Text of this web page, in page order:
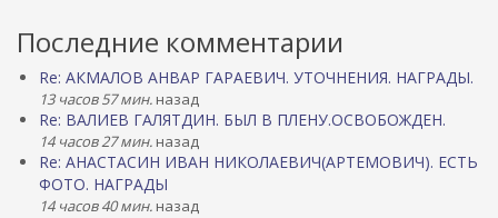
Последние комментарии
Re: АКМАЛОВ АНВАР ГАРАЕВИЧ. УТОЧНЕНИЯ. НАГРАДЫ.
13 часов 57 мин. назад
Re: ВАЛИЕВ ГАЛЯТДИН. БЫЛ В ПЛЕНУ.ОСВОБОЖДЕН.
14 часов 27 мин. назад
Re: АНАСТАСИН ИВАН НИКОЛАЕВИЧ(АРТЕМОВИЧ). ЕСТЬ
ФОТО. НАГРАДЫ
14 часов 40 мин. назад